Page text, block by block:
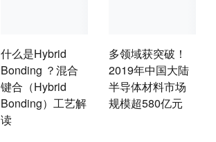
什么是Hybrid
Bonding ？混合
键合（Hybrid
Bonding）工艺解
读
多领域获突破！
2019年中国大陆
半导体材料市场
规模超580亿元